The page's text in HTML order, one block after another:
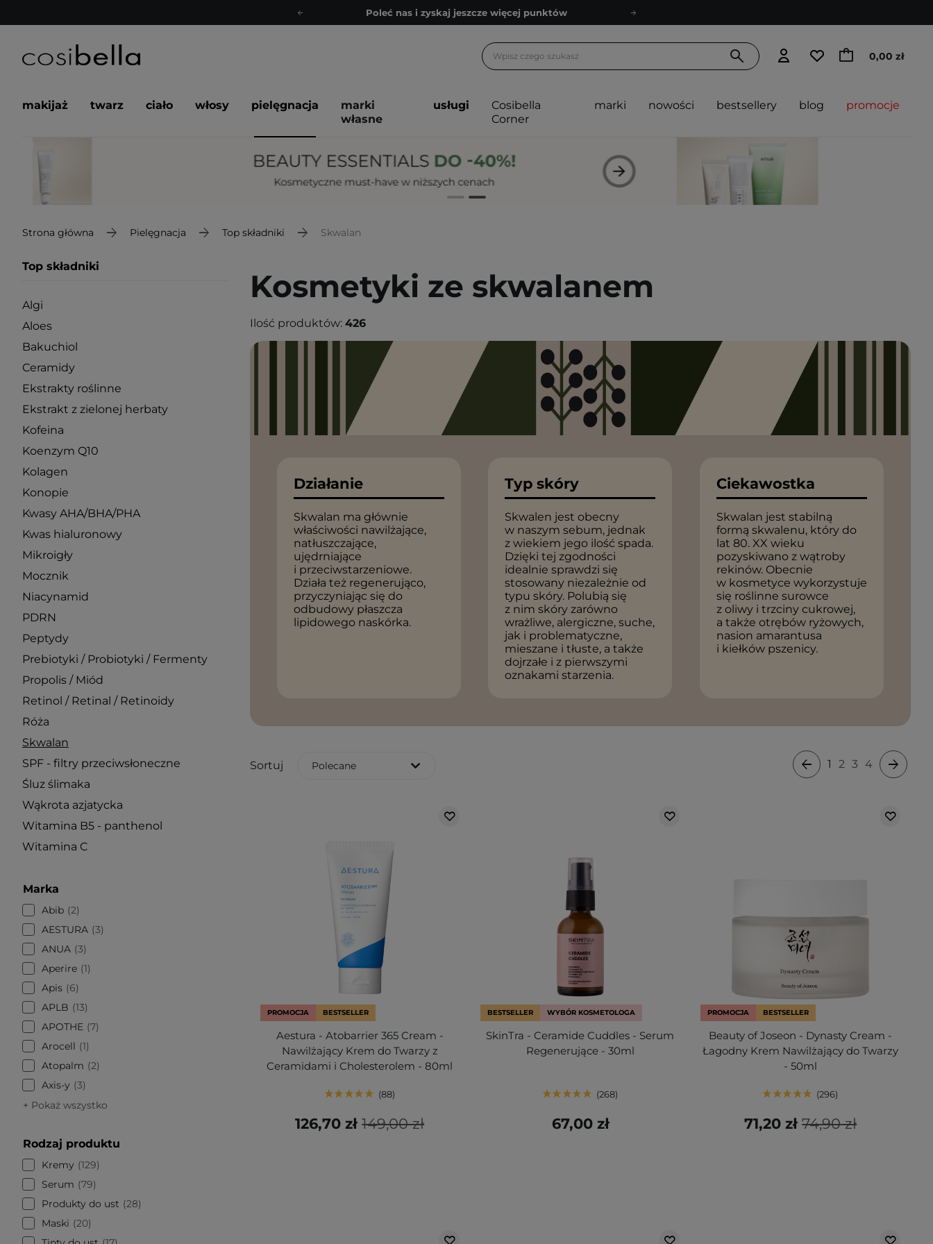
Poleć nas i zyskaj jeszcze więcej punktów
Bezpłatne konsultacje kosmetologiczne
Poleć nas i zyskaj jeszcze więcej punktów
0,00 zł
makijaż twarz ciało włosy pielęgnacja
marki
własne
usługi
Cosibella
Corner
marki nowości bestsellery blog promocje
Strona główna Pielęgnacja Top składniki Skwalan
Top składniki
Algi
Aloes
Bakuchiol
Ceramidy
Ekstrakty roślinne
Ekstrakt z zielonej herbaty
Kofeina
Koenzym Q10
Kolagen
Konopie
Kwasy AHA/BHA/PHA
Kwas hialuronowy
Mikroigły
Mocznik
Niacynamid
PDRN
Peptydy
Prebiotyki / Probiotyki / Fermenty
Propolis / Miód
Retinol / Retinal / Retinoidy
Róża
Skwalan
SPF - filtry przeciwsłoneczne
Śluz ślimaka
Wąkrota azjatycka
Witamina B5 - panthenol
Witamina C
Marka
Abib 2
AESTURA 3
ANUA 3
Aperire 1
Apis
6
APLB
13
APOTHE 7
Arocell
1
Atopalm
2
Axis-y
3
+ Pokaż wszystko
Rodzaj produktu
Kremy
129
Serum
79
Produkty do ust
28
Maski
20
Kosmetyki ze skwalanem
Ilość produktów: 426
Działanie
Skwalan ma głównie
właściwości nawilżające,
natłuszczające,
ujędrniające
i przeciwstarzeniowe.
Działa też regenerująco,
przyczyniając się do
odbudowy płaszcza
lipidowego naskórka.
Typ skóry
Skwalen jest obecny
w naszym sebum, jednak
z wiekiem jego ilość spada.
Dzięki tej zgodności
idealnie sprawdzi się
stosowany niezależnie od
typu skóry. Polubią się
z nim skóry zarówno
wrażliwe, alergiczne, suche,
jak i problematyczne,
mieszane i tłuste, a także
dojrzałe i z pierwszymi
oznakami starzenia.
Ciekawostka
Skwalan jest stabilną
formą skwalenu, który do
lat 80. XX wieku
pozyskiwano z wątroby
rekinów. Obecnie
w kosmetyce wykorzystuje
się roślinne surowce
z oliwy i trzciny cukrowej,
a także otrębów ryżowych,
nasion amarantusa
i kiełków pszenicy.
Sortuj Polecane 1 2 3 4
PROMOCJA BESTSELLER
Aestura - Atobarrier 365 Cream -
Nawilżający Krem do Twarzy z
Ceramidami i Cholesterolem - 80ml
88
149,00 zł
126,70 zł
BESTSELLER WYBÓR KOSMETOLOGA
SkinTra - Ceramide Cuddles - Serum
Regenerujące - 30ml
268
67,00 zł
PROMOCJA BESTSELLER
Beauty of Joseon - Dynasty Cream -
Łagodny Krem Nawilżający do Twarzy
- 50ml
296
74,90 zł
71,20 zł